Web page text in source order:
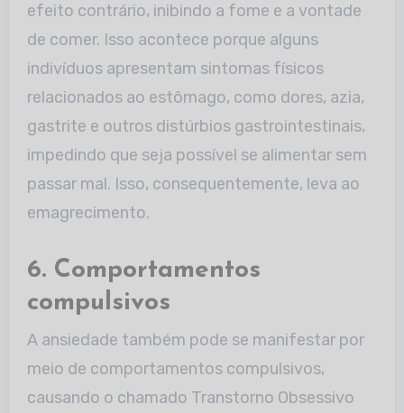
efeito contrário, inibindo a fome e a vontade
de comer. Isso acontece porque alguns
indivíduos apresentam sintomas físicos
relacionados ao estômago, como dores, azia,
gastrite e outros distúrbios gastrointestinais,
impedindo que seja possível se alimentar sem
passar mal. Isso, consequentemente, leva ao
emagrecimento.
6. Comportamentos
compulsivos
A ansiedade também pode se manifestar por
meio de comportamentos compulsivos,
causando o chamado Transtorno Obsessivo